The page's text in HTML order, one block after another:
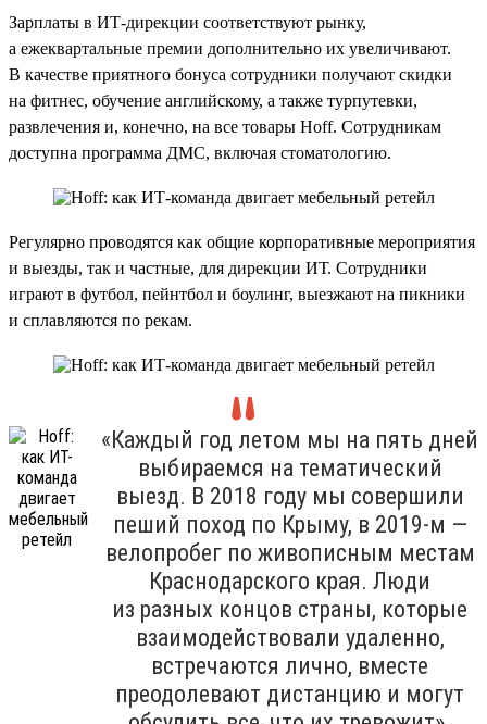
Зарплаты в ИТ-дирекции соответствуют рынку,
а ежеквартальные премии дополнительно их увеличивают.
В качестве приятного бонуса сотрудники получают скидки
на фитнес, обучение английскому, а также турпутевки,
развлечения и, конечно, на все товары Hoff. Сотрудникам
доступна программа ДМС, включая стоматологию.
Регулярно проводятся как общие корпоративные мероприятия
и выезды, так и частные, для дирекции ИТ. Сотрудники
играют в футбол, пейнтбол и боулинг, выезжают на пикники
и сплавляются по рекам.
«Каждый год летом мы на пять дней
выбираемся на тематический
выезд. В 2018 году мы совершили
пеший поход по Крыму, в 2019-м —
велопробег по живописным местам
Краснодарского края. Люди
из разных концов страны, которые
взаимодействовали удаленно,
встречаются лично, вместе
преодолевают дистанцию и могут